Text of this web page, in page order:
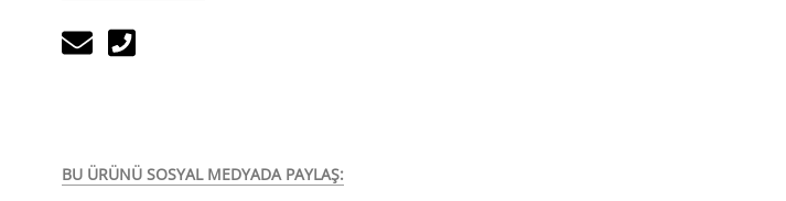
BU ÜRÜNÜ SOSYAL MEDYADA PAYLAŞ: